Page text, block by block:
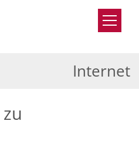
Internet